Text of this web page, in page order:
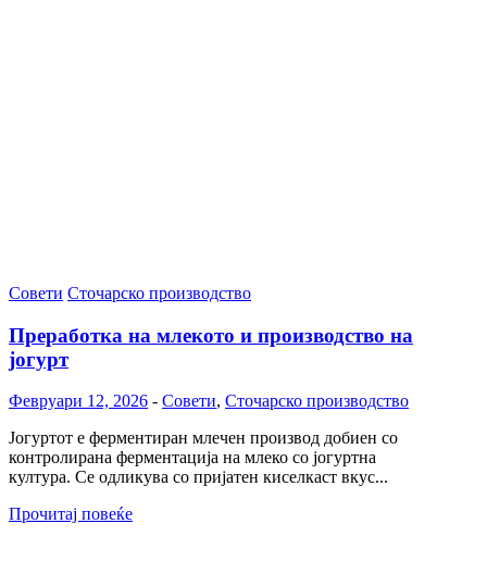
Совети Сточарско производство
Преработка на млекото и производство на
јогурт
Февруари 12, 2026 - Совети, Сточарско производство
Јогуртот е ферментиран млечен производ добиен со
контролирана ферментација на млеко со јогуртна
култура. Се одликува со пријатен киселкаст вкус...
Прочитај повеќе